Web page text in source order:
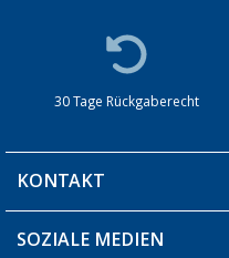
30 Tage Rückgaberecht
KONTAKT
Du hast eine Frage?
SOZIALE MEDIEN